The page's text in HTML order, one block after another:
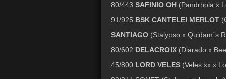
80/443 SAFINIO OH (Pandrhola x
91/925 BSK CANTELEI MERLOT
SANTIAGO (Stalypso x Quidam´s
80/602 DELACROIX (Diarado x
45/800 LORD VELES (Veles xx x